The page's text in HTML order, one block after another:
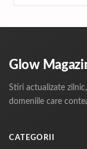
Glow
Stiri actualizate
domeniile care
CATEGORII